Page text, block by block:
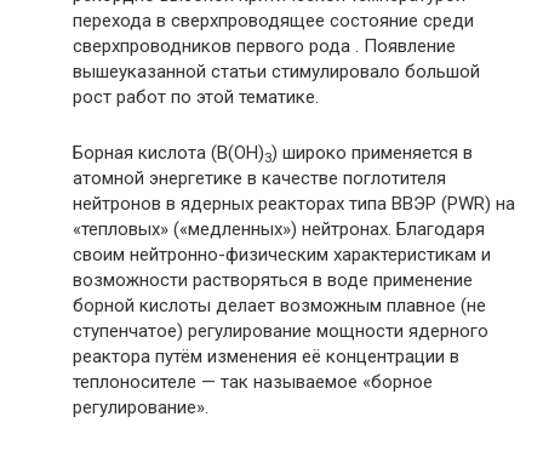
перехода в сверхпроводящее состояние среди
сверхпроводников первого рода . Появление
вышеуказанной статьи стимулировало большой
рост работ по этой тематике.
Борная кислота (B(OH)3) широко применяется в
атомной энергетике в качестве поглотителя
нейтронов в ядерных реакторах типа ВВЭР (PWR) на
«тепловых» («медленных») нейтронах. Благодаря
своим нейтронно-физическим характеристикам и
возможности растворяться в воде применение
борной кислоты делает возможным плавное (не
ступенчатое) регулирование мощности ядерного
реактора путём изменения её концентрации в
теплоносителе — так называемое «борное
регулирование».